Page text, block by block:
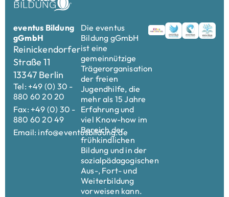
eventus Bildung
gGmbH
Reinickendorfer
Straße 11
13347 Berlin
Tel: +49 (0) 30 -
880 60 20 20
Fax: +49 (0) 30 -
880 60 20 49
Email: info@eventusbildung.de
Die eventus
Bildung gGmbH
ist eine
gemeinnützige
Trägerorganisation
der freien
Jugendhilfe, die
mehr als 15 Jahre
Erfahrung und
viel Know-how im
Bereich der
frühkindlichen
Bildung und in der
sozialpädagogischen
Aus-, Fort- und
Weiterbildung
vorweisen kann.